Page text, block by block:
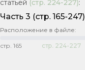
статьей (стр. 224-227):
Часть 3 (стр. 165-247)
Расположение в файле:
стр. 165 стр. 224-227